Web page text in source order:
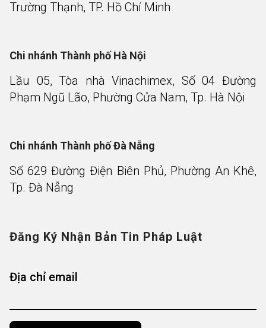
Trường Thạnh, TP. Hồ Chí Minh
Chi nhánh Thành phố Hà Nội
Lầu 05, Tòa nhà Vinachimex, Số 04 Đường
Phạm Ngũ Lão, Phường Cửa Nam, Tp. Hà Nội
Chi nhánh Thành phố Đà Nẵng
Số 629 Đường Điện Biên Phủ, Phường An Khê,
Tp. Đà Nẵng
Đăng Ký Nhận Bản Tin Pháp Luật
Địa chỉ email